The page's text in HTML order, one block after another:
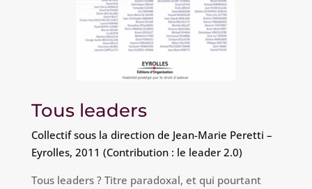
Tous leaders
Collectif sous la direction de Jean-Marie Peretti –
Eyrolles, 2011 (Contribution : le leader 2.0)
Tous leaders ? Titre paradoxal, et qui pourtant